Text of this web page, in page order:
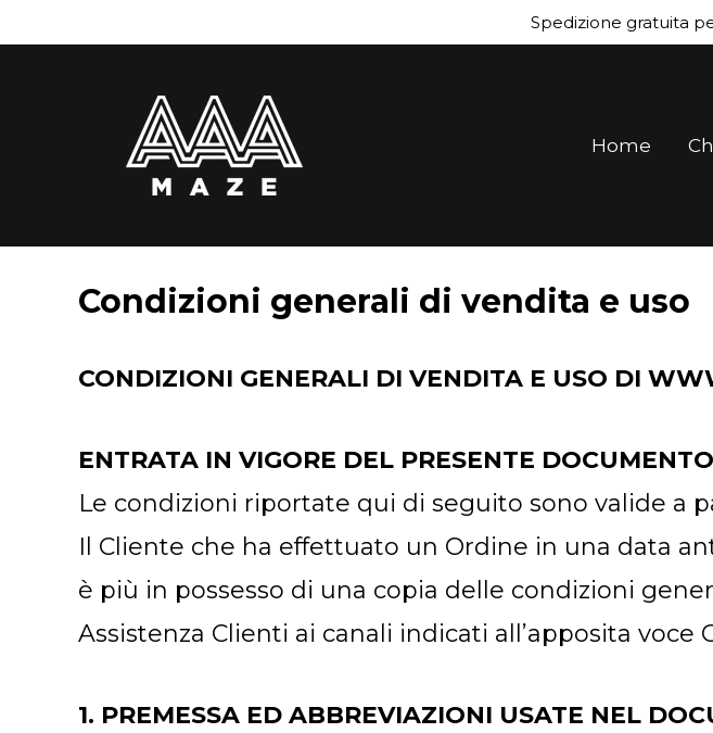
Spedizione gratuita
Home
Condizioni generali di vendita e uso
CONDIZIONI GENERALI DI VENDITA E USO DI
ENTRATA IN VIGORE DEL PRESENTE DOCUMENTO
Le condizioni riportate qui di seguito sono valide a
Il Cliente che ha effettuato un Ordine in una data
è più in possesso di una copia delle condizioni
Assistenza Clienti ai canali indicati all’apposita voce
1. PREMESSA ED ABBREVIAZIONI USATE NEL